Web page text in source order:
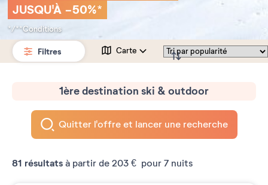
JUSQU'À -50%*
*/**Conditions
Filtres Carte
1ère destination ski & outdoor
Quitter l'offre et lancer une recherche
81 résultats à partir de 203 € pour 7 nuits